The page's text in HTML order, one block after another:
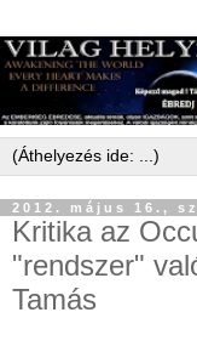
2012. május 16.,
Kritika az
"rendszer"
Tamás